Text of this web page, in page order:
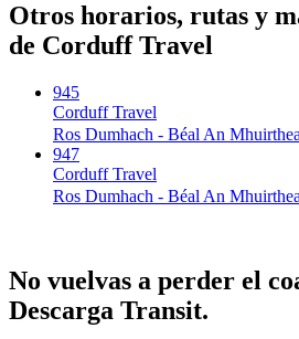
Otros horarios, rutas y
de Corduff Travel
945
Corduff Travel
Ros Dumhach - Béal An
947
Corduff Travel
Ros Dumhach - Béal An
No vuelvas a perder el
Descarga Transit.